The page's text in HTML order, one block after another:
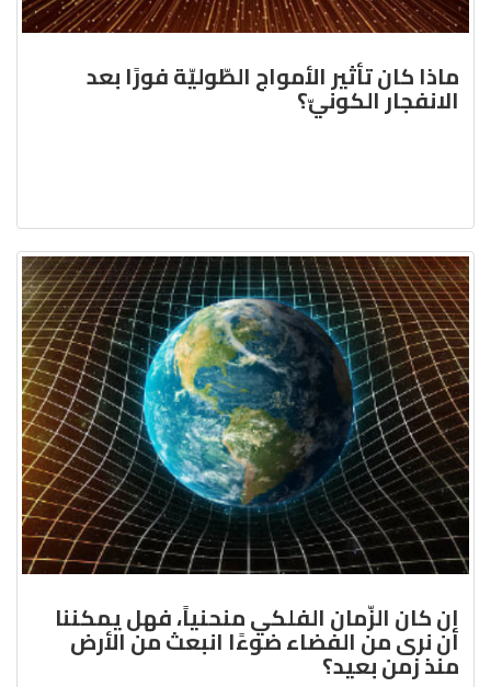
ماذا كان تأثير الأمواج الطّوليّة فورًا بعد
الانفجار الكونيّ؟
إن كان الزّمان الفلكي منحنياً، فهل يمكننا
أن نرى من الفضاء ضوءًا انبعث من الأرض
منذ زمن بعيد؟